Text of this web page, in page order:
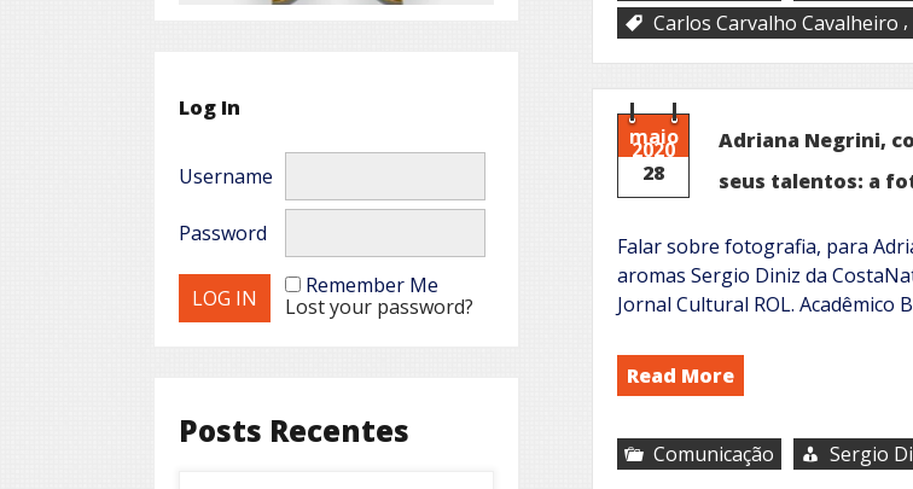
Carlos Carvalho Cavalheiro ,
maio
2020
28
Adriana Negrini,
seus talentos: a
Falar sobre fotografia, para
aromas Sergio Diniz da
Jornal Cultural ROL. Acadêmico
Read More
Comunicação Sergio
Log In
Username
Password
Remember Me
Lost your password?
Posts Recentes